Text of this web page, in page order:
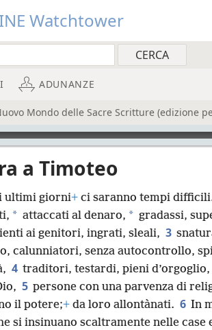
Watchtower
ADUNANZE
Mondo delle Sacre Scritture (edizione
a Timoteo
ultimi giorni+ ci saranno tempi
* attaccati al denaro, * gradassi,
ai genitori, ingrati, sleali, 3
calunniatori, senza autocontrollo,
4 traditori, testardi, pieni d’orgoglio,
5 persone con una parvenza di
il potere;+ da loro allontànati. 6 In
si insinuano scaltramente nelle case